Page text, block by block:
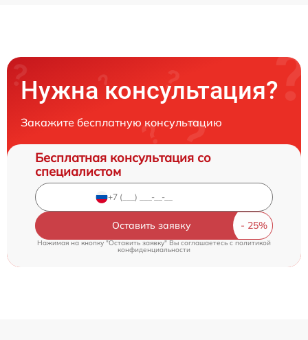
Нужна консультация?
Закажите бесплатную консультацию
Бесплатная консультация со
специалистом
Оставить заявку
Нажимая на кнопку "Оставить заявку" Вы соглашаетесь cполитикой
конфиденциальности